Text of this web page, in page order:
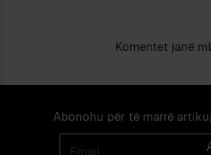
Komentet janë
Abonohu për të marrë
Email